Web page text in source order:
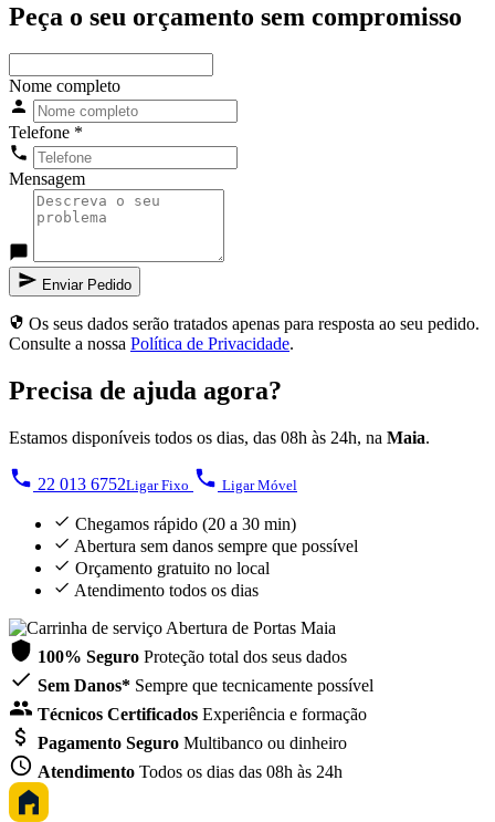
Peça o seu orçamento sem compromisso
Nome completo
Telefone *
Mensagem
Enviar Pedido
Os seus dados serão tratados apenas para resposta ao seu pedido.
Consulte a nossa Política de Privacidade.
Precisa de ajuda agora?
Estamos disponíveis todos os dias, das 08h às 24h, na Maia.
22 013 6752Ligar Fixo Ligar Móvel
Chegamos rápido (20 a 30 min)
Abertura sem danos sempre que possível
Orçamento gratuito no local
Atendimento todos os dias
100% Seguro Proteção total dos seus dados
Sem Danos* Sempre que tecnicamente possível
Técnicos Certificados Experiência e formação
Pagamento Seguro Multibanco ou dinheiro
Atendimento Todos os dias das 08h às 24h